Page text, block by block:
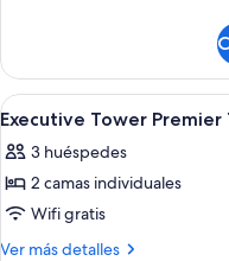
Tower
Premier
Double
Abrir
todas
las
fotos
de
Executive
5
Executive Tower Premier
3 huéspedes
2 camas individuales
Wifi gratis
Ver más detalles
Más